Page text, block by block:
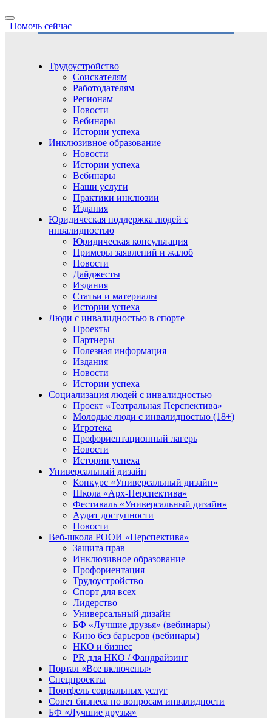
Помочь сейчас
Трудоустройство
Соискателям
Работодателям
Регионам
Новости
Вебинары
Истории успеха
Инклюзивное образование
Новости
Истории успеха
Вебинары
Наши услуги
Практики инклюзии
Издания
Юридическая поддержка людей с
инвалидностью
Юридическая консультация
Примеры заявлений и жалоб
Новости
Дайджесты
Издания
Статьи и материалы
Истории успеха
Люди с инвалидностью в спорте
Проекты
Партнеры
Полезная информация
Издания
Новости
Истории успеха
Социализация людей с инвалидностью
Проект «Театральная Перспектива»
Молодые люди с инвалидностью (18+)
Игротека
Профориентационный лагерь
Новости
Истории успеха
Универсальный дизайн
Конкурс «Универсальный дизайн»
Школа «Арх-Перспектива»
Фестиваль «Универсальный дизайн»
Аудит доступности
Новости
Веб-школа РООИ «Перспектива»
Защита прав
Инклюзивное образование
Профориентация
Трудоустройство
Спорт для всех
Лидерство
Универсальный дизайн
БФ «Лучшие друзья» (вебинары)
Кино без барьеров (вебинары)
НКО и бизнес
PR для НКО / Фандрайзинг
Портал «Все включены»
Спецпроекты
Портфель социальных услуг
Совет бизнеса по вопросам инвалидности
БФ «Лучшие друзья»